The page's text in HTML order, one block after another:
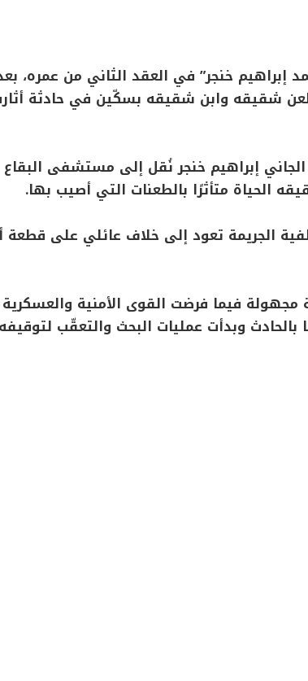
إبراهيم خنجر” في العقد الثاني من عمره،
شقيقه وابن شقيقه بسكّين في حادثة
إبراهيم خنجر نُقل إلى مستشفى البقاع
الحياة متأثرًا بالطعنات التي أصيب بها.
الجريمة تعود إلى خلاف عائلي على قطعة
فيما فرضت القوى الأمنية والعسكرية
وبدأت عمليات البحث والتعقّب